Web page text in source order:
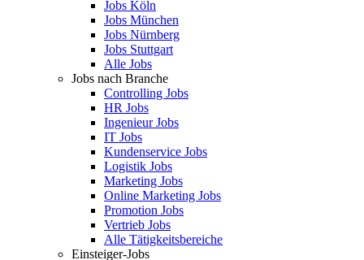
Jobs Köln
Jobs München
Jobs Nürnberg
Jobs Stuttgart
Alle Jobs
Jobs nach Branche
Controlling Jobs
HR Jobs
Ingenieur Jobs
IT Jobs
Kundenservice Jobs
Logistik Jobs
Marketing Jobs
Online Marketing Jobs
Promotion Jobs
Vertrieb Jobs
Alle Tätigkeitsbereiche
Einsteiger-Jobs